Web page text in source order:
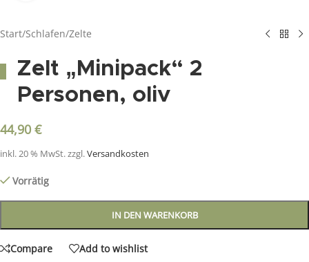
Start/Schlafen/Zelte
Zelt „Minipack“ 2
Personen, oliv
44,90 €
inkl. 20 % MwSt.zzgl.Versandkosten
Vorrätig
IN DEN WARENKORB
Compare Add to wishlist